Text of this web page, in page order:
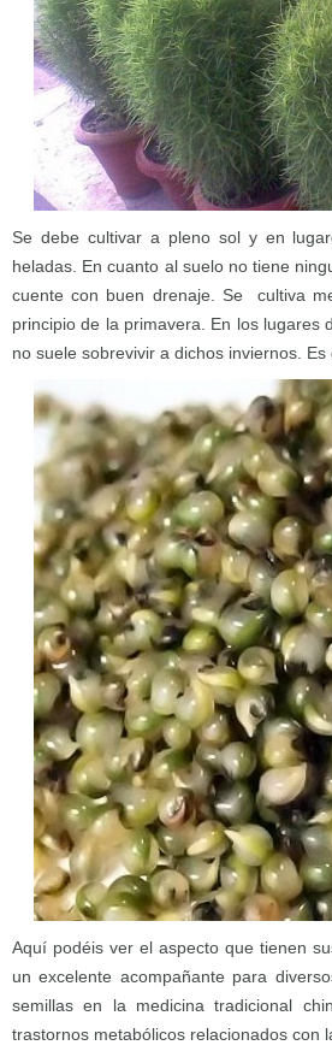
Se debe cultivar a pleno sol y en
heladas. En cuanto al suelo no tiene
cuente con buen drenaje. Se cultiva
principio de la primavera. En los
no suele sobrevivir a dichos inviernos.
Aquí podéis ver el aspecto que tienen
un excelente acompañante para
semillas en la medicina tradicional
trastornos metabólicos relacionados con